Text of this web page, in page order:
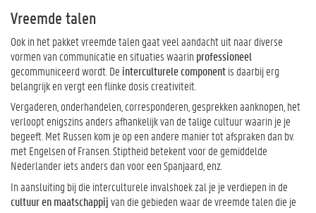
Vreemde talen
Ook in het pakket vreemde talen gaat veel aandacht uit naar diverse
vormen van communicatie en situaties waarin professioneel
gecommuniceerd wordt. De interculturele componentis daarbij erg
belangrijk en vergt een flinke dosis creativiteit.
Vergaderen, onderhandelen, corresponderen, gesprekken aanknopen, het
verloopt enigszins anders afhankelijk van de talige cultuur waarin je je
begeeft. Met Russen kom je op een andere manier tot afspraken dan bv.
met Engelsen of Fransen. Stiptheid betekent voor de gemiddelde
Nederlander iets anders dan voor een Spanjaard, enz.
In aansluiting bij die interculturele invalshoek zal je je verdiepen in de
cultuur en maatschappijvan die gebieden waar de vreemde talen die je